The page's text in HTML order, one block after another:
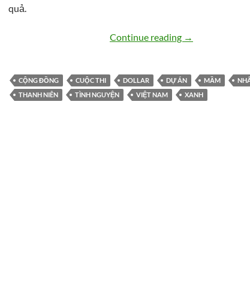
quả.
Continue reading Mầm nhân ái —
→
CỘNG ĐỒNG CUỘC THI DOLLAR DỰ ÁN MẦM
THANH NIÊN
TÌNH NGUYỆN VIỆT NAM XANH